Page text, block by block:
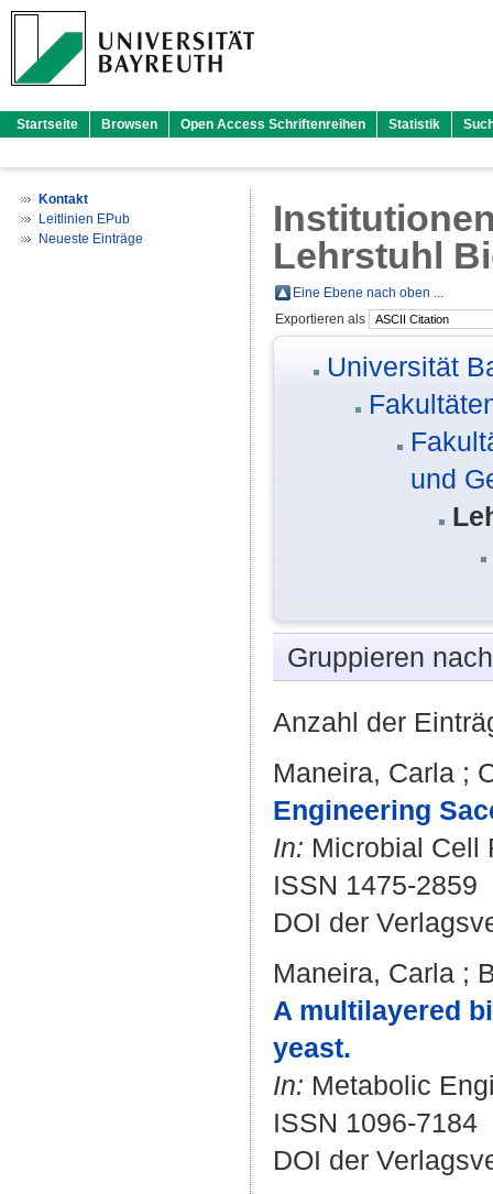
Startseite Browsen Open Access Schriftenreihen Statistik
Kontakt
Leitlinien EPub
Neueste Einträge
Lehrstuhl
Eine Ebene nach oben ...
Exportieren als
Universität
und
Gruppieren
Anzahl der
Maneira, Carla ;
Engineering
In: Microbial Cell
ISSN 1475-2859
DOI der
Maneira, Carla ;
A multilayered
yeast.
In: Metabolic
ISSN 1096-7184
DOI der